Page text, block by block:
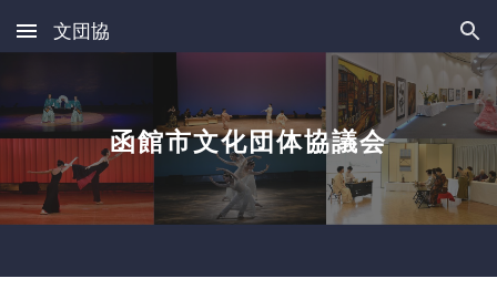
Skip to main content Skip to navigation
文団協
函館市文化団体協議会